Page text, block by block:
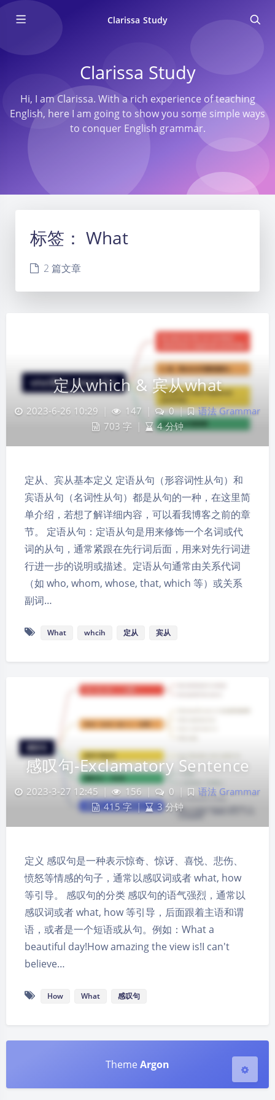
Clarissa Study
Clarissa Study
Hi, I am Clarissa. With a rich experience of teaching
English, here I am going to show you some simple ways
to conquer English grammar.
夜间模式
标签： What
2 篇文章
定从which & 宾从what
2023-6-26 10:29 147 0 |
语法 Grammar
703 字
4 分钟
定从、宾从基本定义 定语从句（形容词性从句）和
宾语从句（名词性从句）都是从句的一种，在这里简
单介绍，若想了解详细内容，可以看我博客之前的章
节。 定语从句：定语从句是用来修饰一个名词或代
词的从句，通常紧跟在先行词后面，用来对先行词进
行进一步的说明或描述。定语从句通常由关系代词
（如 who, whom, whose, that, which 等）或关系
副词…
What whcih 定从 宾从
感叹句-Exclamatory Sentence
2023-3-27 12:45 | 156 | 0
语法 Grammar
415 字 | 3 分钟
定义 感叹句是一种表示惊奇、惊讶、喜悦、悲伤、
愤怒等情感的句子，通常以感叹词或者 what, how
等引导。 感叹句的分类 感叹句的语气强烈，通常以
感叹词或者 what, how 等引导，后面跟着主语和谓
语，或者是一个短语或从句。例如：What a
beautiful day!How amazing the view is!I can't
believe…
How What 感叹句
Theme Argon